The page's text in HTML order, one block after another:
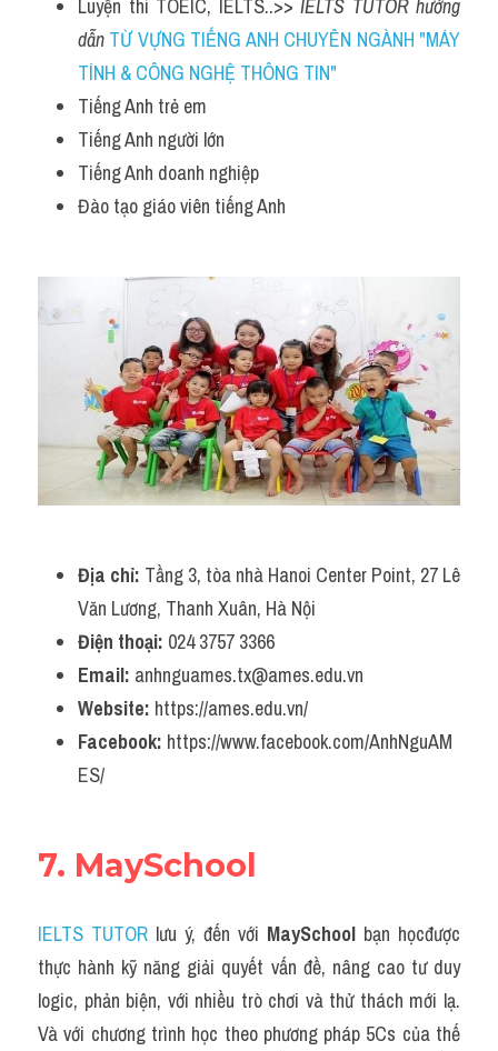
Luyện thi TOEIC, IELTS..>> IELTS TUTOR hướng
dẫn TỪ VỰNG TIẾNG ANH CHUYÊN NGÀNH "MÁY
TÍNH & CÔNG NGHỆ THÔNG TIN"
Tiếng Anh trẻ em
Tiếng Anh người lớn
Tiếng Anh doanh nghiệp
Đào tạo giáo viên tiếng Anh
Địa chỉ: Tầng 3, tòa nhà Hanoi Center Point, 27 Lê
Văn Lương, Thanh Xuân, Hà Nội
Điện thoại: 024 3757 3366
Email: anhnguames.tx@ames.edu.vn
Website: https://ames.edu.vn/
Facebook: https://www.facebook.com/AnhNguAM
ES/
7. MaySchool
IELTS TUTOR lưu ý, đến với MaySchool bạn họcđược
thực hành kỹ năng giải quyết vấn đề, nâng cao tư duy
logic, phản biện, với nhiều trò chơi và thử thách mới lạ.
Và với chương trình học theo phương pháp 5Cs của thế